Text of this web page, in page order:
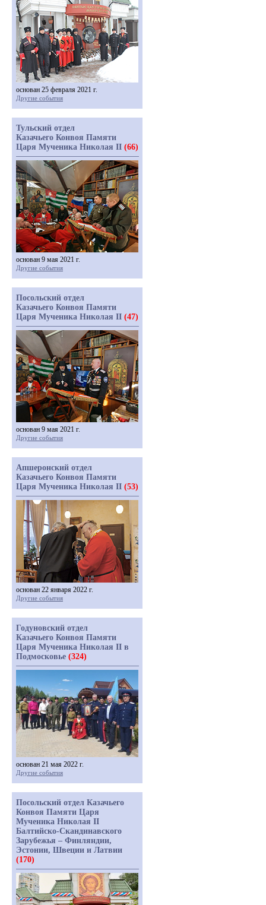
основан 25 февраля 2021 г.
Другие события
Тульский отдел
Казачьего Конвоя Памяти
Царя Мученика Николая II (66)
основан 9 мая 2021 г.
Другие события
Посольский отдел
Казачьего Конвоя Памяти
Царя Мученика Николая II (47)
основан 9 мая 2021 г.
Другие события
Апшеронский отдел
Казачьего Конвоя Памяти
Царя Мученика Николая II (53)
основан 22 января 2022 г.
Другие события
Годуновский отдел
Казачьего Конвоя Памяти
Царя Мученика Николая II в
Подмосковье (324)
основан 21 мая 2022 г.
Другие события
Посольский отдел Казачьего
Конвоя Памяти Царя
Мученика Николая II
Балтийско-Скандинавского
Зарубежья – Финляндии,
Эстонии, Швеции и Латвии
(170)